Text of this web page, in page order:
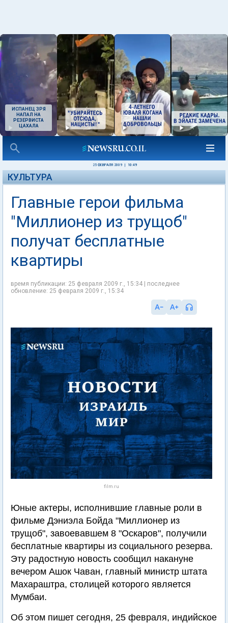
ИСПАНЕЦ ЗРЯ
НАПАЛ НА
РЕЗЕРВИСТА
ЦАХАЛА
25 ФЕВРАЛЯ 2009 10:49
КУЛЬТУРА
Главные герои фильма
"Миллионер из трущоб"
получат бесплатные
квартиры
время публикации: 25 февраля 2009 г., 15:34 | последнее
обновление: 25 февраля 2009 г., 15:34
film.ru
Юные актеры, исполнившие главные роли в
фильме Дэниэла Бойда "Миллионер из
трущоб", завоевавшем 8 "Оскаров", получили
бесплатные квартиры из социального резерва.
Эту радостную новость сообщил накануне
вечером Ашок Чаван, главный министр штата
Махараштра, столицей которого является
Мумбаи.
Об этом пишет сегодня, 25 февраля, индийское